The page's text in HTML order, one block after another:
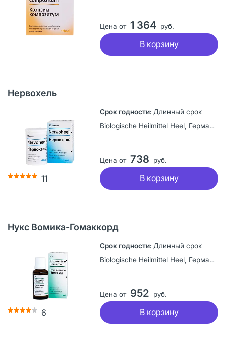
Цена от 1 364 руб.
В корзину
Нервохель
11
Длинный срок
Biologische Heilmittel Heel, Германия
Цена от 738 руб.
В корзину
Нукс Вомика-Гомаккорд
6
Длинный срок
Biologische Heilmittel Heel, Германия
Цена от 952 руб.
В корзину